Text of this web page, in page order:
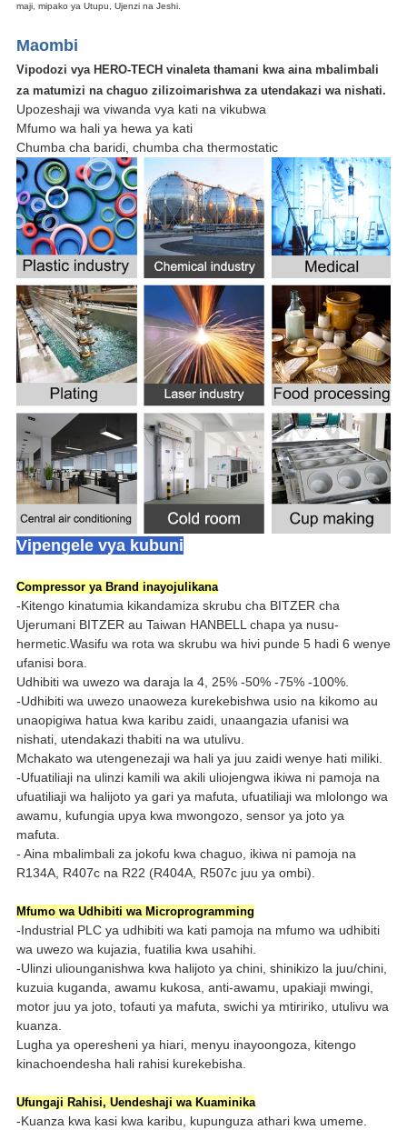
maji, mipako ya Utupu, Ujenzi na Jeshi.
Maombi
Vipodozi vya HERO-TECH vinaleta thamani kwa aina mbalimbali
za matumizi na chaguo zilizoimarishwa za utendakazi wa nishati.
Upozeshaji wa viwanda vya kati na vikubwa
Mfumo wa hali ya hewa ya kati
Chumba cha baridi, chumba cha thermostatic
Vipengele vya kubuni
Compressor ya Brand inayojulikana
-Kitengo kinatumia kikandamiza skrubu cha BITZER cha
Ujerumani BITZER au Taiwan HANBELL chapa ya nusu-
hermetic.Wasifu wa rota wa skrubu wa hivi punde 5 hadi 6 wenye
ufanisi bora.
Udhibiti wa uwezo wa daraja la 4, 25% -50% -75% -100%.
-Udhibiti wa uwezo unaoweza kurekebishwa usio na kikomo au
unaopigiwa hatua kwa karibu zaidi, unaangazia ufanisi wa
nishati, utendakazi thabiti na wa utulivu.
Mchakato wa utengenezaji wa hali ya juu zaidi wenye hati miliki.
-Ufuatiliaji na ulinzi kamili wa akili uliojengwa ikiwa ni pamoja na
ufuatiliaji wa halijoto ya gari ya mafuta, ufuatiliaji wa mlolongo wa
awamu, kufungia upya kwa mwongozo, sensor ya joto ya
mafuta.
- Aina mbalimbali za jokofu kwa chaguo, ikiwa ni pamoja na
R134A, R407c na R22 (R404A, R507c juu ya ombi).
Mfumo wa Udhibiti wa Microprogramming
-Industrial PLC ya udhibiti wa kati pamoja na mfumo wa udhibiti
wa uwezo wa kujazia, fuatilia kwa usahihi.
-Ulinzi uliounganishwa kwa halijoto ya chini, shinikizo la juu/chini,
kuzuia kuganda, awamu kukosa, anti-awamu, upakiaji mwingi,
motor juu ya joto, tofauti ya mafuta, swichi ya mtiririko, utulivu wa
kuanza.
Lugha ya operesheni ya hiari, menyu inayoongoza, kitengo
kinachoendesha hali rahisi kurekebisha.
Ufungaji Rahisi, Uendeshaji wa Kuaminika
-Kuanza kwa kasi kwa karibu, kupunguza athari kwa umeme.